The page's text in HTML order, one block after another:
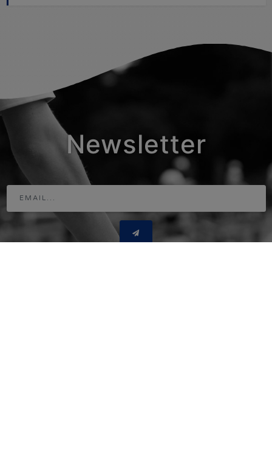
Newsletter